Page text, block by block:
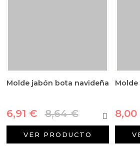
Molde jabón bota navideña
6,91 € 8,64 €
VER PRODUCTO
Molde